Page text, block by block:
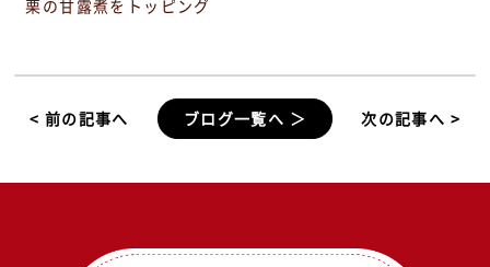
栗の甘露煮をトッピング
< 前の記事へ ブログ一覧へ ＞ 次の記事へ >